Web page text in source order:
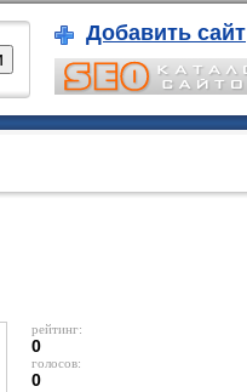
Добавить сайт
рейтинг:
0
голосов:
0